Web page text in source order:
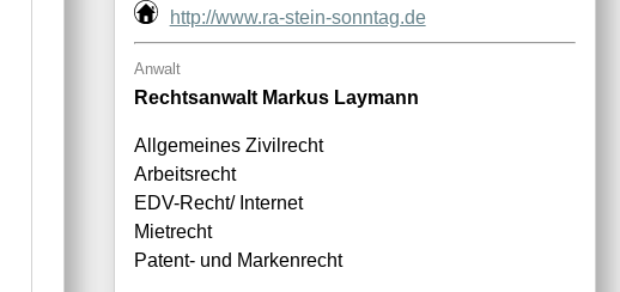
http://www.ra-stein-sonntag.de
Anwalt
Rechtsanwalt Markus Laymann
Allgemeines Zivilrecht
Arbeitsrecht
EDV-Recht/ Internet
Mietrecht
Patent- und Markenrecht